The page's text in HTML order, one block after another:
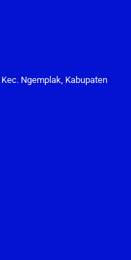
Ngemplak, Kabupaten